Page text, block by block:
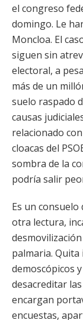
el congreso
domingo. Le
Moncloa. El
siguen sin
electoral, a
más de un
suelo raspado
causas
relacionado
cloacas del
sombra de la
podría salir
Es un consuelo
otra lectura,
palmaria.
demoscópicos
desacreditar
encargan
encuestas,